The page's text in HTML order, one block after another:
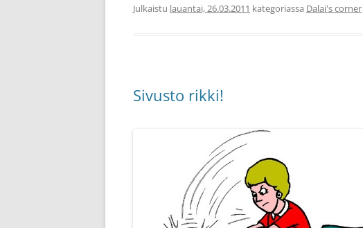
Julkaistu lauantai, 26.03.2011 kategoriassa Dalai's corner
Sivusto rikki!